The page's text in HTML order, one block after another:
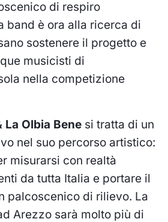
di respiro
band è ora alla ricerca di
sostenere il progetto e
musicisti di
nella competizione
La Olbia Bene si tratta di un
nel suo percorso artistico:
misurarsi con realtà
da tutta Italia e portare il
palcoscenico di rilievo. La
Arezzo sarà molto più di